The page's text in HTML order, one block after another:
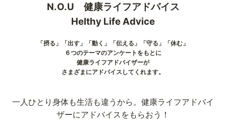
N.O.U 健康ライフアドバイス
Helthy Life Advice
「摂る」「出す」「動く」「伝える」「守る」「休む」
６つのテーマのアンケートをもとに
健康ライフアドバイザーが
さまざまにアドバイスしてくれます。
一人ひとり身体も生活も違うから。健康ライフアドバイ
ザーにアドバイスをもらおう！